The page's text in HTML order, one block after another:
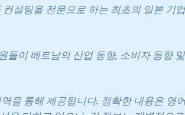
설팅을 전문으로 하는 최초의 일본 기
들이 베트남의 산업 동향, 소비자 동향
을 통해 제공됩니다. 정확한 내용은 영